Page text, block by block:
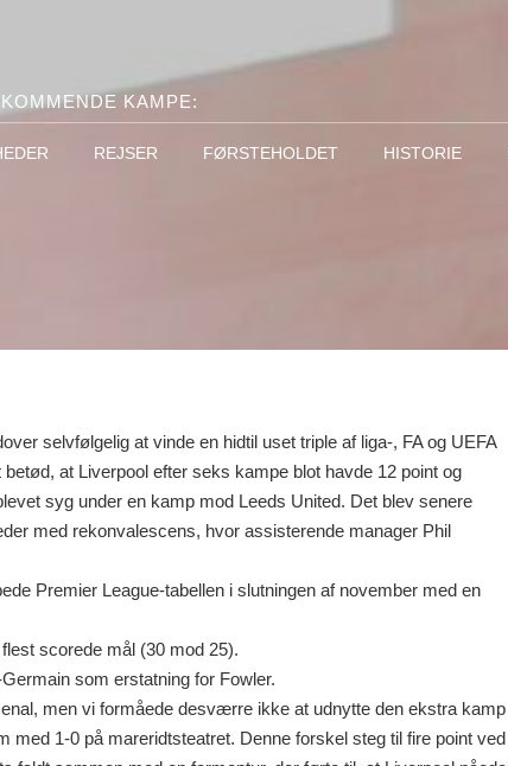
KOMMENDE KAMPE:
REJSER FØRSTEHOLDET HISTORIE
selvfølgelig at vinde en hidtil uset triple af liga-, FA og UEFA
at Liverpool efter seks kampe blot havde 12 point og
syg under en kamp mod Leeds United. Det blev senere
med rekonvalescens, hvor assisterende manager Phil
Premier League-tabellen i slutningen af november med en
scorede mål (30 mod 25).
som erstatning for Fowler.
men vi formåede desværre ikke at udnytte den ekstra kamp
med 1-0 på mareridtsteatret. Denne forskel steg til fire point ved